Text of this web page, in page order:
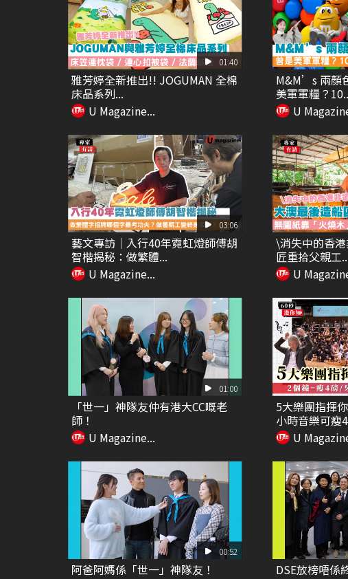
01:40
雅芳婷全新推出!! JOGUMAN 全棉
床品系列...
U Magazine...
M&M’s 兩顏
美軍軍糧？
U
03:06
藝文專訪｜入行40年霓虹燈師傅胡
智楷揭秘：做繁體...
U Magazine...
\消失中的香
匠重拾父親工
U
01:00
「世一」神隊友仲有港大CC嘅老
師！
U Magazine...
5大樂團指揮
小時音樂可瘦
U
00:52
阿爸阿媽係「世一」神隊友！
DSE放榜唔係